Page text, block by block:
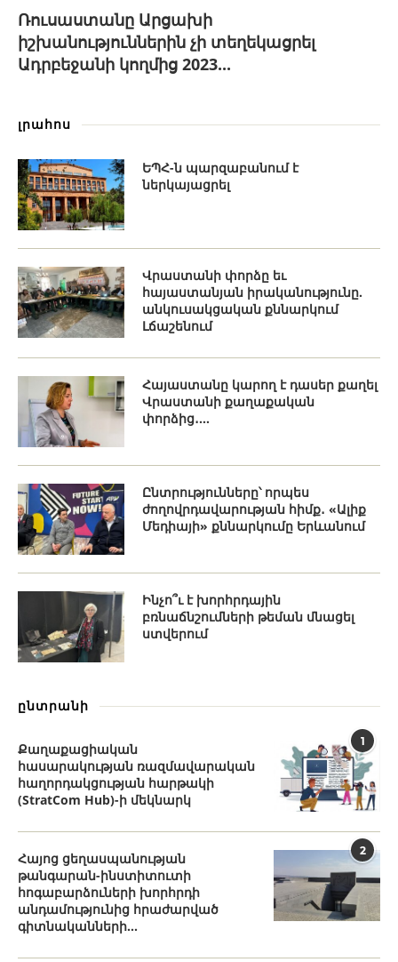
Ռուսաստանը Արցախի
իշխանություններին չի տեղեկացրել
Ադրբեջանի կողմից 2023...
լրահոս
ԵՊՀ-ն պարզաբանում է
ներկայացրել
Վրաստանի փորձը եւ
հայաստանյան իրականությունը.
անկուսակցական քննարկում
Լճաշենում
Հայաստանը կարող է դասեր քաղել
Վրաստանի քաղաքական
փորձից․...
Ընտրությունները՝ որպես
ժողովրդավարության հիմք․ «Ալիք
Մեդիայի» քննարկումը Երևանում
Ինչո՞ւ է խորհրդային
բռնաճնշումների թեման մնացել
ստվերում
ընտրանի
1
Քաղաքացիական
հասարակության ռազմավարական
հաղորդակցության հարթակի
(StratCom Hub)-ի մեկնարկ
2
Հայոց ցեղասպանության
թանգարան-ինստիտուտի
հոգաբարձուների խորհրդի
անդամությունից հրաժարված
գիտնականների...